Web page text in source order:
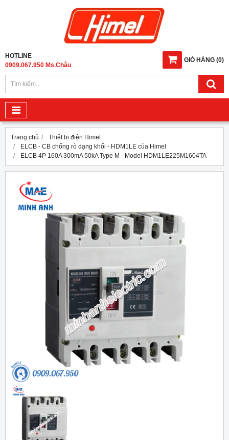
GIỎ HÀNG (0)
HOTLINE
0909.067.950 Ms.Châu
Trang chủ
Thiết bị điện Himel
ELCB - CB chống rò dạng khối - HDM1LE của Himel
ELCB 4P 160A 300mA 50kA Type M - Model HDM1LE225M1604TA